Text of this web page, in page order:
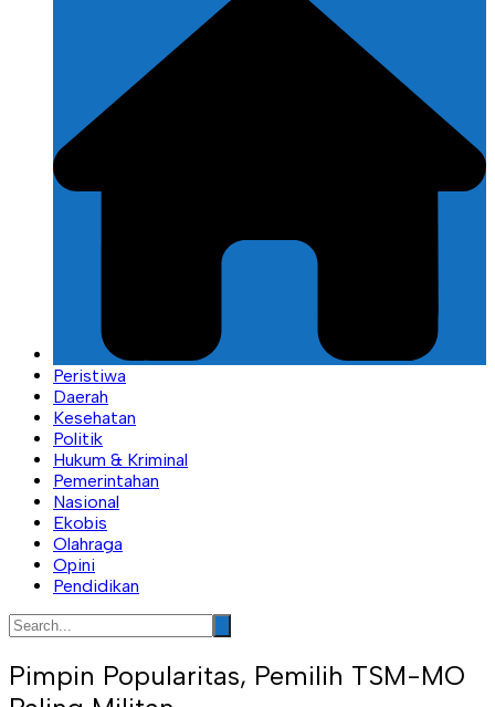
Peristiwa
Daerah
Kesehatan
Politik
Hukum & Kriminal
Pemerintahan
Nasional
Ekobis
Olahraga
Opini
Pendidikan
Pimpin Popularitas, Pemilih TSM-MO